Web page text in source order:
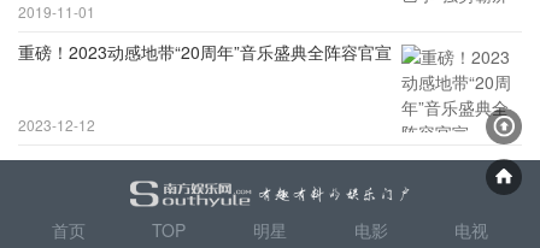
2019-11-01
重磅！2023动感地带“20周年”音乐盛典全阵容官宣
2023-12-12
首页 TOP 明星 电影 电视